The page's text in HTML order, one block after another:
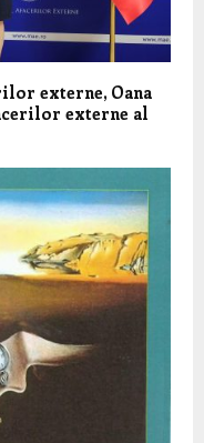
externe, Oana
externe al